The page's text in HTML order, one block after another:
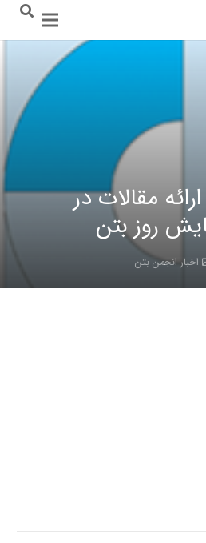
مقالات در
روز بتن
اخبار انجمن بتن